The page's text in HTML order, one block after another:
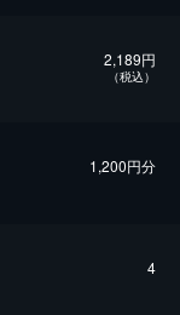
2,189円
（税込）
1,200円分
4